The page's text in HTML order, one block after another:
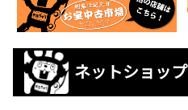
ネットショップ